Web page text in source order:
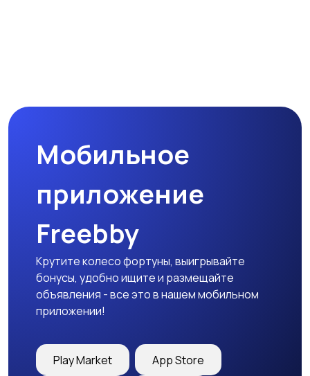
Мобильное
приложение
Freebby
Крутите колесо фортуны, выигрывайте
бонусы, удобно ищите и размещайте
объявления - все это в нашем мобильном
приложении!
Play Market App Store